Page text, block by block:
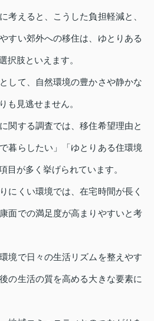
考えると、こうした負担軽減と、
すい郊外への移住は、ゆとりある
択肢といえます。
して、自然環境の豊かさや静かな
も見逃せません。
関する調査では、移住希望理由と
暮らしたい」「ゆとりある住環境
目が多く挙げられています。
にくい環境では、在宅時間が長く
面での満足度が高まりやすいと考
境で日々の生活リズムを整えやす
の生活の質を高める大きな要素に